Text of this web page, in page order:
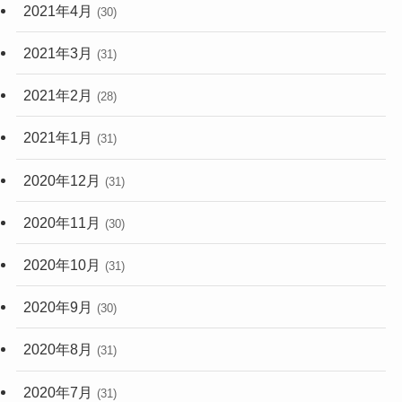
2021年4月 (30)
2021年3月 (31)
2021年2月 (28)
2021年1月 (31)
2020年12月 (31)
2020年11月 (30)
2020年10月 (31)
2020年9月 (30)
2020年8月 (31)
2020年7月 (31)